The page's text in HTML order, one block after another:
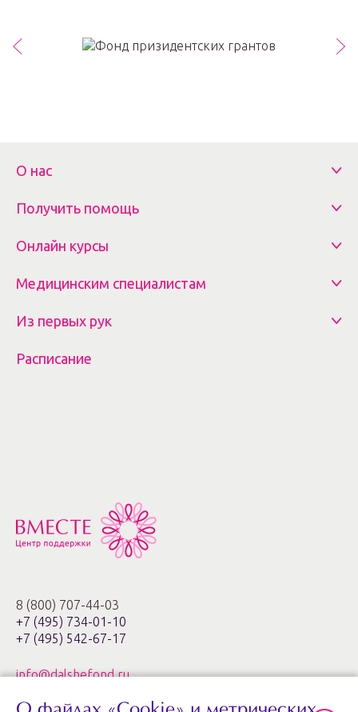
8 (800) 707-44-03
+7 (495) 734-01-10
+7 (495) 542-67-17
info@dalshefond.ru
О нас
Получить помощь
Онлайн курсы
Медицинским специалистам
Из первых рук
Расписание